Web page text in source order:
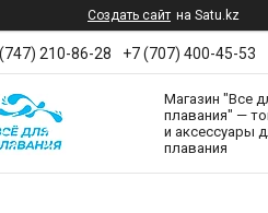
Создать сайт на Satu.kz
210-86-28 +7 (707) 400-45-53
Магазин "Все
плавания" —
и аксессуары
плавания